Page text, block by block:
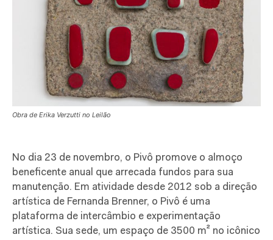
Obra de Erika Verzutti no Leilão
No dia 23 de novembro, o Pivô promove o almoço
beneficente anual que arrecada fundos para sua
manutenção. Em atividade desde 2012 sob a direção
artística de Fernanda Brenner, o Pivô é uma
plataforma de intercâmbio e experimentação
artística. Sua sede, um espaço de 3500 m² no icônico